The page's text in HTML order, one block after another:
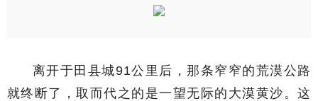
离开于田县城91公里后，那条窄窄的荒漠公路
就终断了，取而代之的是一望无际的大漠黄沙。这